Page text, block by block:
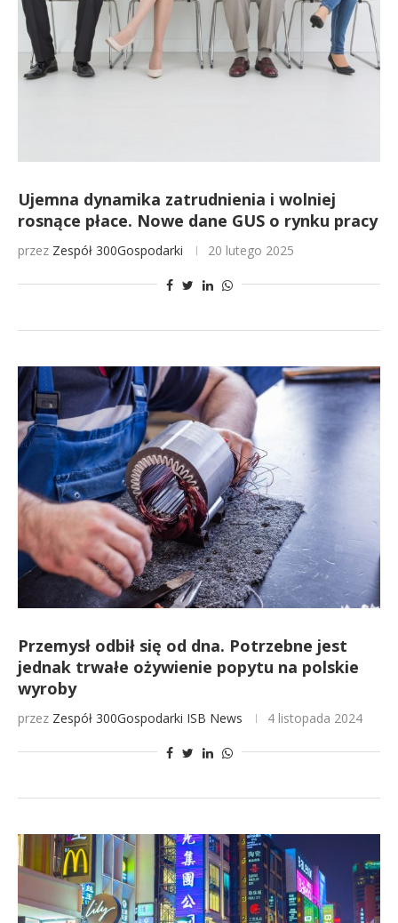
Ujemna dynamika zatrudnienia i wolniej
rosnące płace. Nowe dane GUS o rynku pracy
przez Zespół 300Gospodarki 20 lutego 2025
Przemysł odbił się od dna. Potrzebne jest
jednak trwałe ożywienie popytu na polskie
wyroby
przez Zespół 300Gospodarki ISB News 4 listopada 2024